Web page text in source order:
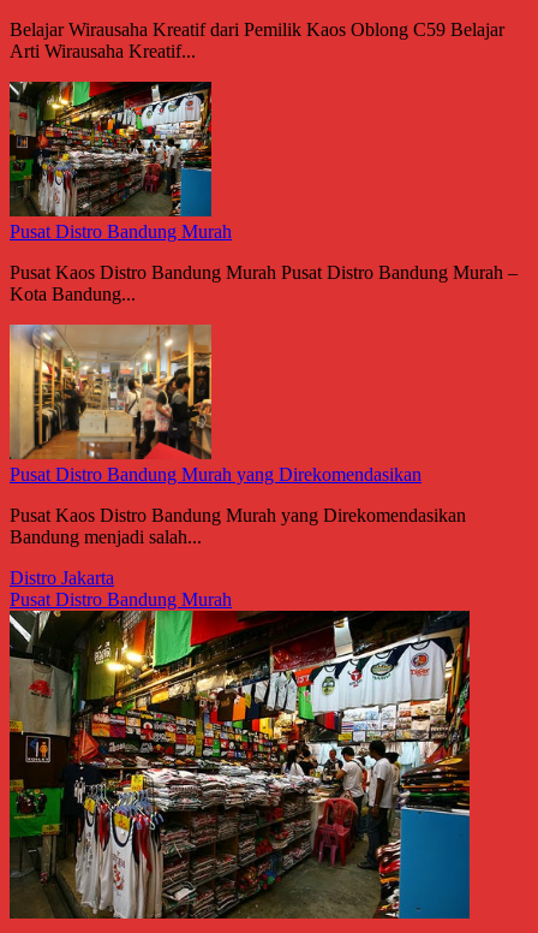
Belajar Wirausaha Kreatif dari Pemilik Kaos Oblong C59 Belajar
Arti Wirausaha Kreatif...
Pusat Distro Bandung Murah
Pusat Kaos Distro Bandung Murah Pusat Distro Bandung Murah –
Kota Bandung...
Pusat Distro Bandung Murah yang Direkomendasikan
Pusat Kaos Distro Bandung Murah yang Direkomendasikan
Bandung menjadi salah...
Distro Jakarta
Pusat Distro Bandung Murah